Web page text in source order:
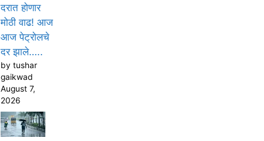
दरात होणार
मोठी वाढ! आज
आज पेट्रोलचे
दर झाले…..
by tushar
gaikwad
August 7,
2026